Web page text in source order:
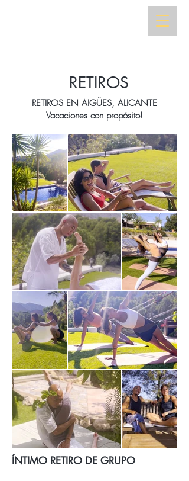
RETIROS
RETIROS EN AIGÜES, ALICANTE
Vacaciones con propósito!
ÍNTIMO RETIRO DE GRUPO